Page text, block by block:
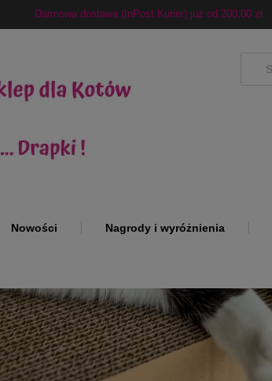
Darmowa dostawa (InPost Kurier) już od 200,00 zł.
Nowości Nagrody i wyróżnienia